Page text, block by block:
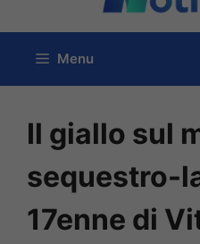
contenuto
Menu
Il giallo sul
sequestro-
17enne di